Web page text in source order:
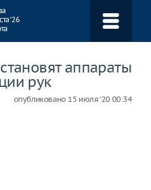
‘26
аппараты
рук
опубликовано 15 июля ‘20 00:34